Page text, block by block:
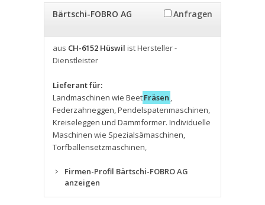
Bärtschi-FOBRO AG Anfragen
aus CH-6152 Hüswil ist Hersteller -
Dienstleister
Lieferant für:
Landmaschinen wie BeetFräsen ,
Federzahneggen,Pendelspatenmaschinen,
Kreiseleggen und Dammformer. Individuelle
Maschinen wie Spezialsämaschinen,
Torfballensetzmaschinen,
Firmen-Profil Bärtschi-FOBRO AG
anzeigen